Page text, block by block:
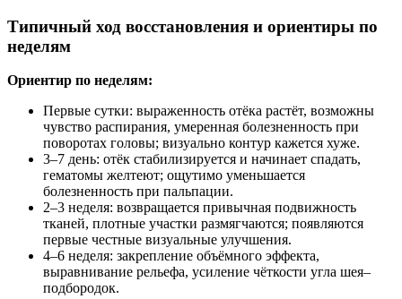
Типичный ход восстановления и ориентиры по
неделям
Ориентир по неделям:
Первые сутки: выраженность отёка растёт, возможны
чувство распирания, умеренная болезненность при
поворотах головы; визуально контур кажется хуже.
3–7 день: отёк стабилизируется и начинает спадать,
гематомы желтеют; ощутимо уменьшается
болезненность при пальпации.
2–3 неделя: возвращается привычная подвижность
тканей, плотные участки размягчаются; появляются
первые честные визуальные улучшения.
4–6 неделя: закрепление объёмного эффекта,
выравнивание рельефа, усиление чёткости угла шея–
подбородок.